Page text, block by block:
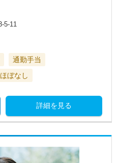
5-11
通勤手当
ぼなし
詳細を見る